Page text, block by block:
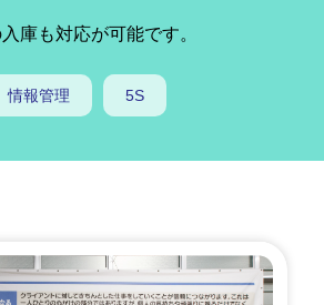
庫も対応が可能です。
情報管理 5S